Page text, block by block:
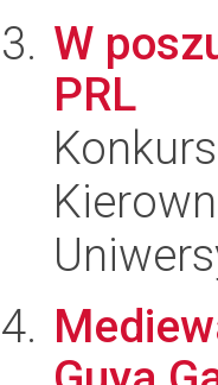
W
PRL